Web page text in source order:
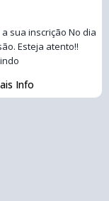
sua inscrição No dia
Esteja atento!!
Info